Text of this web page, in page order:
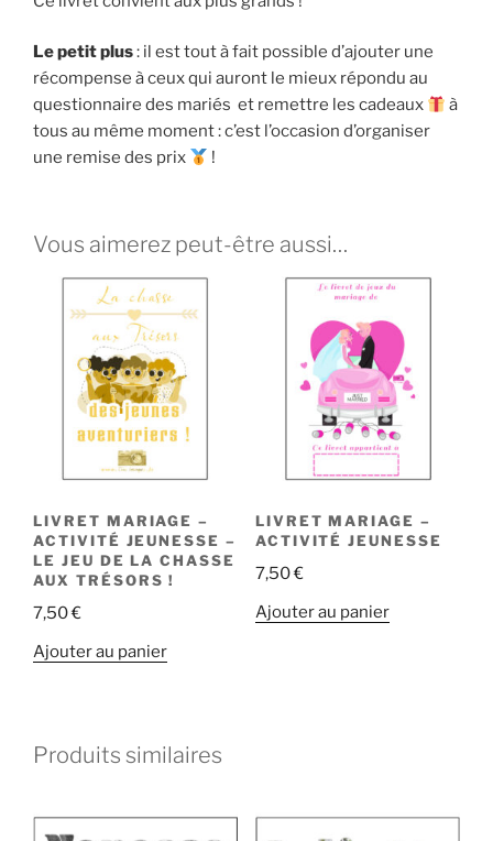
Le petit plus: il est tout à fait possible d’ajouter une
récompense à ceux qui auront le mieux répondu au
questionnaire des mariés et remettre les cadeaux
à
tous au même moment : c’est l’occasion d’organiser
une remise des prix
!
Vous aimerez peut-être aussi…
LIVRET MARIAGE –
ACTIVITÉ JEUNESSE –
LE JEU DE LA CHASSE
AUX TRÉSORS !
7,50€
Ajouter au panier
LIVRET MARIAGE –
ACTIVITÉ JEUNESSE
7,50€
Ajouter au panier
Produits similaires